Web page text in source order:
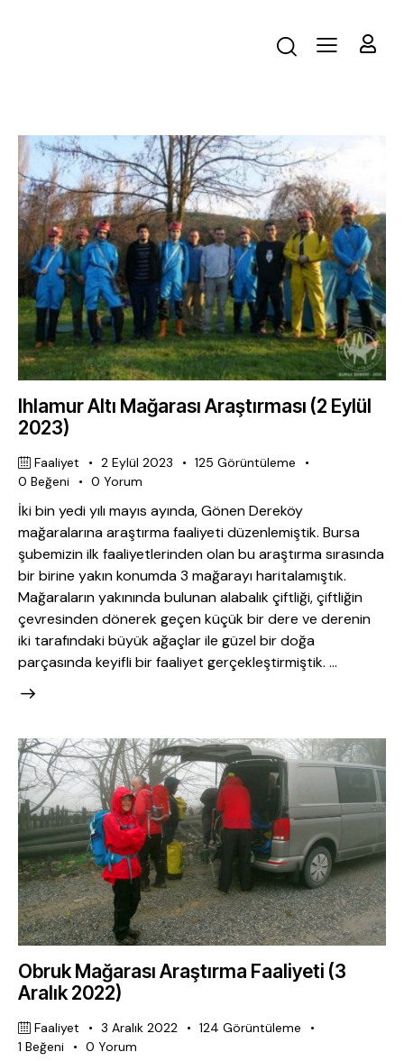
Ihlamur Altı Mağarası Araştırması (2 Eylül
2023)
Faaliyet 2 Eylül 2023 125 Görüntüleme
0 Beğeni 0 Yorum
İki bin yedi yılı mayıs ayında, Gönen Dereköy
mağaralarına araştırma faaliyeti düzenlemiştik. Bursa
şubemizin ilk faaliyetlerinden olan bu araştırma sırasında
bir birine yakın konumda 3 mağarayı haritalamıştık.
Mağaraların yakınında bulunan alabalık çiftliği, çiftliğin
çevresinden dönerek geçen küçük bir dere ve derenin
iki tarafındaki büyük ağaçlar ile güzel bir doğa
parçasında keyifli bir faaliyet gerçekleştirmiştik. …
Obruk Mağarası Araştırma Faaliyeti (3
Aralık 2022)
Faaliyet 3 Aralık 2022 124 Görüntüleme
1 Beğeni 0 Yorum